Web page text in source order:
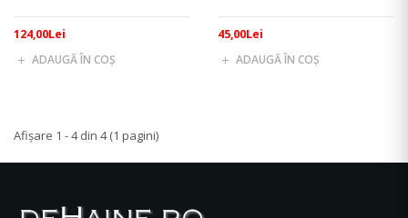
124,00Lei
ADAUGĂ ÎN COŞ
45,00Lei
ADAUGĂ ÎN COŞ
Afişare 1 - 4 din 4 (1 pagini)